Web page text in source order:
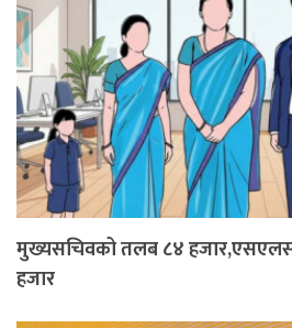
मुख्यसचिवको तलब ८४
हजार